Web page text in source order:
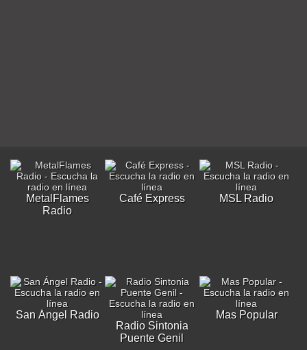
MetalFlames
Radio
Café Express MSL Radio
San Ángel Radio
Radio Sintonia
Puente Genil
Mas Popular